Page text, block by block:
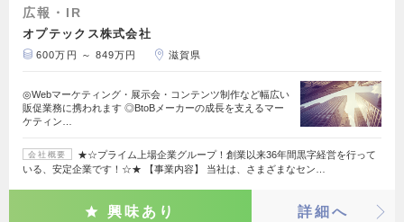
広報・IR
オプテックス株式会社
600万円 ～ 849万円 滋賀県
◎Webマーケティング・展示会・コンテンツ制作など幅広い
販促業務に携われます ◎BtoBメーカーの成長を支えるマー
ケティン…
会社概要
★☆プライム上場企業グループ！創業以来36年間黒字経営を行って
いる、安定企業です！☆★ 【事業内容】 当社は、さまざまなセン…
興味あり 詳細へ